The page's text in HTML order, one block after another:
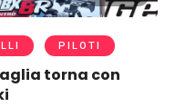
PILOTI
torna con